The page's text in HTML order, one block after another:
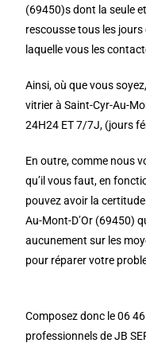
(69450)s dont la seule
rescousse tous les jours
laquelle vous les
Ainsi, où que vous
vitrier à Saint-Cyr-Au-
24H24 ET 7/7J, (jours
En outre, comme nous
qu’il vous faut, en
pouvez avoir la
Au-Mont-D’Or (69450)
aucunement sur les
pour réparer votre
Composez donc le 06
professionnels de JB